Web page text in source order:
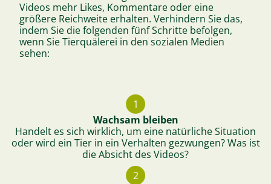
Videos mehr Likes, Kommentare oder eine
größere Reichweite erhalten. Verhindern Sie das,
indem Sie die folgenden fünf Schritte befolgen,
wenn Sie Tierquälerei in den sozialen Medien
sehen:
1
Wachsam bleiben
Handelt es sich wirklich, um eine natürliche Situation
oder wird ein Tier in ein Verhalten gezwungen? Was ist
die Absicht des Videos?
2